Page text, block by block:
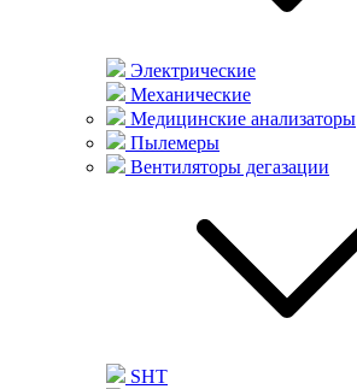
Электрические
Механические
Медицинские анализаторы
Пылемеры
Вентиляторы дегазации
SHT